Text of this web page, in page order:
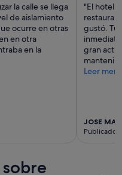
la calle se llega
de aislamiento
ocurre en otras
en otra
en la
"El hotel
gustó.
gran
Leer
JOSE
Publicado